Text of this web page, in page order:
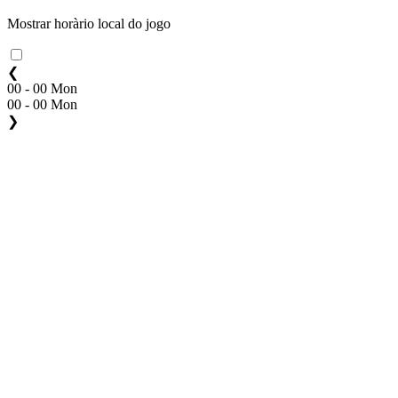
Mostrar horàrio local do jogo
❮
00 - 00 Mon
00 - 00 Mon
❯